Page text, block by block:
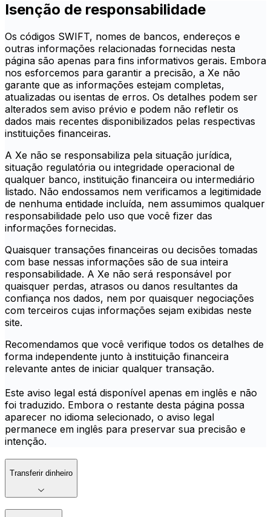
Isenção de responsabilidade
Os códigos SWIFT, nomes de bancos, endereços e
outras informações relacionadas fornecidas nesta
página são apenas para fins informativos gerais. Embora
nos esforcemos para garantir a precisão, a Xe não
garante que as informações estejam completas,
atualizadas ou isentas de erros. Os detalhes podem ser
alterados sem aviso prévio e podem não refletir os
dados mais recentes disponibilizados pelas respectivas
instituições financeiras.
A Xe não se responsabiliza pela situação jurídica,
situação regulatória ou integridade operacional de
qualquer banco, instituição financeira ou intermediário
listado. Não endossamos nem verificamos a legitimidade
de nenhuma entidade incluída, nem assumimos qualquer
responsabilidade pelo uso que você fizer das
informações fornecidas.
Quaisquer transações financeiras ou decisões tomadas
com base nessas informações são de sua inteira
responsabilidade. A Xe não será responsável por
quaisquer perdas, atrasos ou danos resultantes da
confiança nos dados, nem por quaisquer negociações
com terceiros cujas informações sejam exibidas neste
site.
Recomendamos que você verifique todos os detalhes de
forma independente junto à instituição financeira
relevante antes de iniciar qualquer transação.
Este aviso legal está disponível apenas em inglês e não
foi traduzido. Embora o restante desta página possa
aparecer no idioma selecionado, o aviso legal
permanece em inglês para preservar sua precisão e
intenção.
Transferir dinheiro